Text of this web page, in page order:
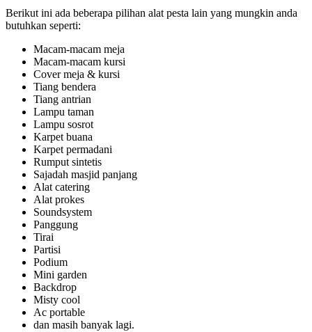
Berikut ini ada beberapa pilihan alat pesta lain yang mungkin anda
butuhkan seperti:
Macam-macam meja
Macam-macam kursi
Cover meja & kursi
Tiang bendera
Tiang antrian
Lampu taman
Lampu sosrot
Karpet buana
Karpet permadani
Rumput sintetis
Sajadah masjid panjang
Alat catering
Alat prokes
Soundsystem
Panggung
Tirai
Partisi
Podium
Mini garden
Backdrop
Misty cool
Ac portable
dan masih banyak lagi.